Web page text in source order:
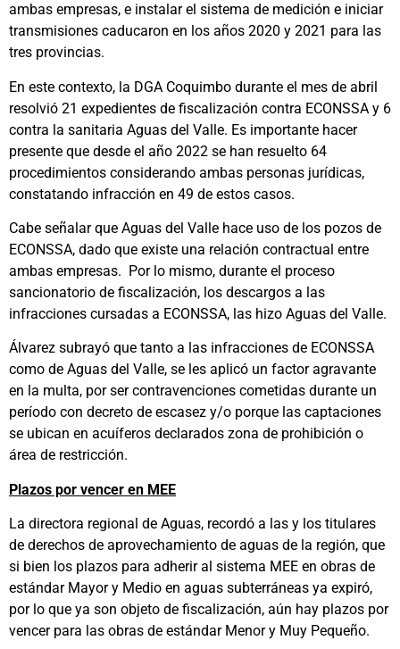
ambas empresas, e instalar el sistema de medición e iniciar
transmisiones caducaron en los años 2020 y 2021 para las
tres provincias.
En este contexto, la DGA Coquimbo durante el mes de abril
resolvió 21 expedientes de fiscalización contra ECONSSA y 6
contra la sanitaria Aguas del Valle. Es importante hacer
presente que desde el año 2022 se han resuelto 64
procedimientos considerando ambas personas jurídicas,
constatando infracción en 49 de estos casos.
Cabe señalar que Aguas del Valle hace uso de los pozos de
ECONSSA, dado que existe una relación contractual entre
ambas empresas. Por lo mismo, durante el proceso
sancionatorio de fiscalización, los descargos a las
infracciones cursadas a ECONSSA, las hizo Aguas del Valle.
Álvarez subrayó que tanto a las infracciones de ECONSSA
como de Aguas del Valle, se les aplicó un factor agravante
en la multa, por ser contravenciones cometidas durante un
período con decreto de escasez y/o porque las captaciones
se ubican en acuíferos declarados zona de prohibición o
área de restricción.
Plazos por vencer en MEE
La directora regional de Aguas, recordó a las y los titulares
de derechos de aprovechamiento de aguas de la región, que
si bien los plazos para adherir al sistema MEE en obras de
estándar Mayor y Medio en aguas subterráneas ya expiró,
por lo que ya son objeto de fiscalización, aún hay plazos por
vencer para las obras de estándar Menor y Muy Pequeño.